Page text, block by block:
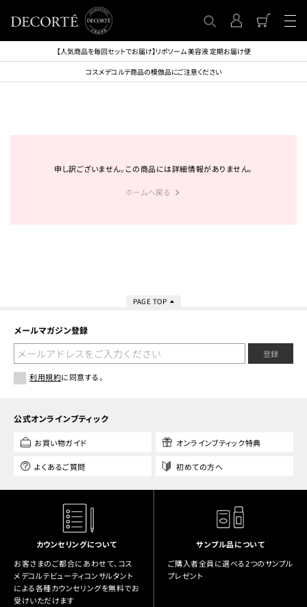
【人気商品を毎回セットでお届け】リポソーム 美容液 定期お届け便
コスメデコルテ商品の模倣品にご注意ください
申し訳ございません。この商品には詳細情報がありません。
ホームへ戻る
PAGE TOP
メールマガジン登録
登録
利用規約に同意する。
公式オンラインブティック
お買い物ガイド オンラインブティック特典
よくあるご質問 初めての方へ
カウンセリングについて
お客さまのご都合にあわせて、コス
メデコルテビューティコンサルタント
による各種カウンセリングを無料でお
受けいただけます
サンプル品について
ご購入者全員に選べる2つのサンプル
プレゼント